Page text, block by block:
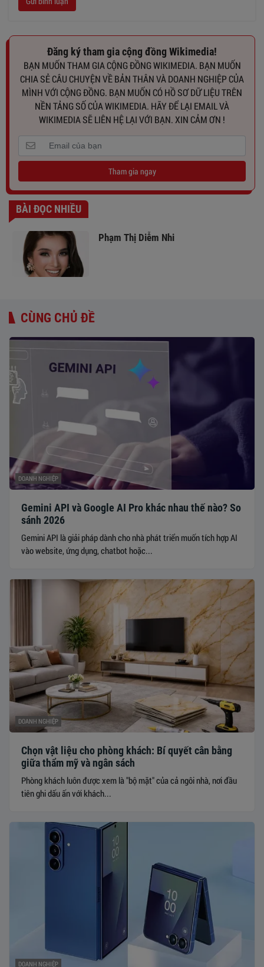
Đăng ký tham gia cộng đồng Wikimedia!
BẠN MUỐN THAM GIA CỘNG ĐỒNG WIKIMEDIA. BẠN MUỐN
CHIA SẺ CÂU CHUYỆN VỀ BẢN THÂN VÀ DOANH NGHIỆP CỦA
MÌNH VỚI CỘNG ĐỒNG. BẠN MUỐN CÓ HỒ SƠ DỮ LIỆU TRÊN
NỀN TẢNG SỐ CỦA WIKIMEDIA. HÃY ĐỂ LẠI EMAIL VÀ
WIKIMEDIA SẼ LIÊN HỆ LẠI VỚI BẠN. XIN CẢM ƠN !
Tham gia ngay
BÀI ĐỌC NHIỀU
Phạm Thị Diễm Nhi
CÙNG CHỦ ĐỀ
DOANH NGHIỆP
Gemini API và Google AI Pro khác nhau thế nào? So
sánh 2026
Gemini API là giải pháp dành cho nhà phát triển muốn tích hợp AI
vào website, ứng dụng, chatbot hoặc...
DOANH NGHIỆP
Chọn vật liệu cho phòng khách: Bí quyết cân bằng
giữa thẩm mỹ và ngân sách
Phòng khách luôn được xem là "bộ mặt" của cả ngôi nhà, nơi đầu
tiên ghi dấu ấn với khách...
DOANH NGHIỆP